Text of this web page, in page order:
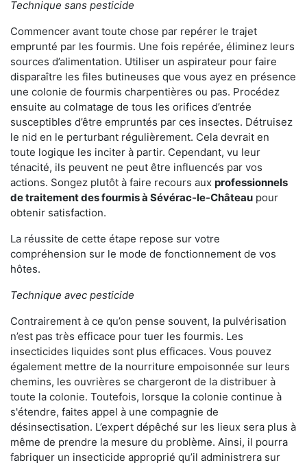
Technique sans pesticide
Commencer avant toute chose par repérer le trajet
emprunté par les fourmis. Une fois repérée, éliminez leurs
sources d’alimentation. Utiliser un aspirateur pour faire
disparaître les files butineuses que vous ayez en présence
une colonie de fourmis charpentières ou pas. Procédez
ensuite au colmatage de tous les orifices d’entrée
susceptibles d’être empruntés par ces insectes. Détruisez
le nid en le perturbant régulièrement. Cela devrait en
toute logique les inciter à partir. Cependant, vu leur
ténacité, ils peuvent ne peut être influencés par vos
actions. Songez plutôt à faire recours aux professionnels
de traitement des fourmis à Sévérac-le-Château pour
obtenir satisfaction.
La réussite de cette étape repose sur votre
compréhension sur le mode de fonctionnement de vos
hôtes.
Technique avec pesticide
Contrairement à ce qu’on pense souvent, la pulvérisation
n’est pas très efficace pour tuer les fourmis. Les
insecticides liquides sont plus efficaces. Vous pouvez
également mettre de la nourriture empoisonnée sur leurs
chemins, les ouvrières se chargeront de la distribuer à
toute la colonie. Toutefois, lorsque la colonie continue à
s'étendre, faites appel à une compagnie de
désinsectisation. L’expert dépêché sur les lieux sera plus à
même de prendre la mesure du problème. Ainsi, il pourra
fabriquer un insecticide approprié qu’il administrera sur